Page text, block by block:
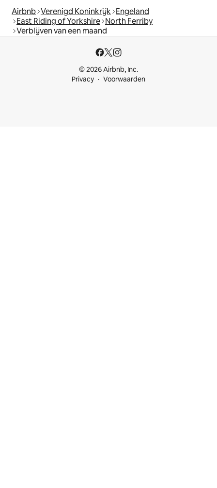
Airbnb Verenigd Koninkrijk Engeland
East Riding of Yorkshire North Ferriby
Verblijven van een maand
© 2026 Airbnb, Inc.
Privacy
Voorwaarden